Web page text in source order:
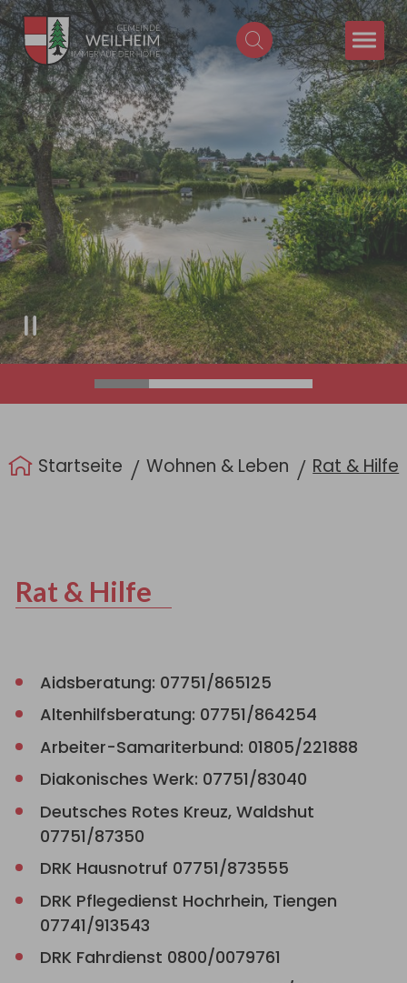
Zum Hauptinhalt springen
Startseite Wohnen & Leben Rat & Hilfe
Rat & Hilfe
Aidsberatung: 07751/865125
Altenhilfsberatung: 07751/864254
Arbeiter-Samariterbund: 01805/221888
Diakonisches Werk: 07751/83040
Deutsches Rotes Kreuz, Waldshut
07751/87350
DRK Hausnotruf 07751/873555
DRK Pflegedienst Hochrhein, Tiengen
07741/913543
DRK Fahrdienst 0800/0079761